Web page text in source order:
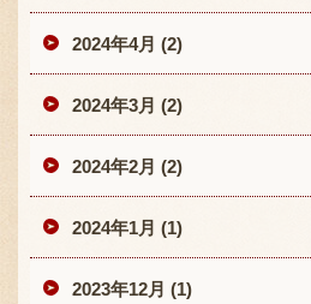
2024年4月 (2)
2024年3月 (2)
2024年2月 (2)
2024年1月 (1)
2023年12月 (1)